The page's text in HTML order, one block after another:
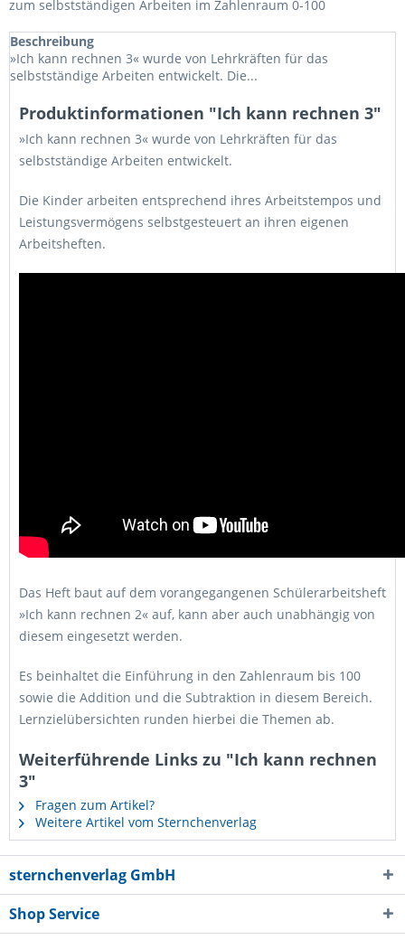
zum selbstständigen Arbeiten im Zahlenraum 0-100
Beschreibung
»Ich kann rechnen 3« wurde von Lehrkräften für das
selbstständige Arbeiten entwickelt. Die...
Produktinformationen "Ich kann rechnen 3"
»Ich kann rechnen 3« wurde von Lehrkräften für das
selbstständige Arbeiten entwickelt.
Die Kinder arbeiten entsprechend ihres Arbeitstempos und
Leistungsvermögens selbstgesteuert an ihren eigenen
Arbeitsheften.
Das Heft baut auf dem vorangegangenen Schülerarbeitsheft
»Ich kann rechnen 2« auf, kann aber auch unabhängig von
diesem eingesetzt werden.
Es beinhaltet die Einführung in den Zahlenraum bis 100
sowie die Addition und die Subtraktion in diesem Bereich.
Lernzielübersichten runden hierbei die Themen ab.
Weiterführende Links zu "Ich kann rechnen
3"
Fragen zum Artikel?
Weitere Artikel vom Sternchenverlag
sternchenverlag GmbH
Shop Service